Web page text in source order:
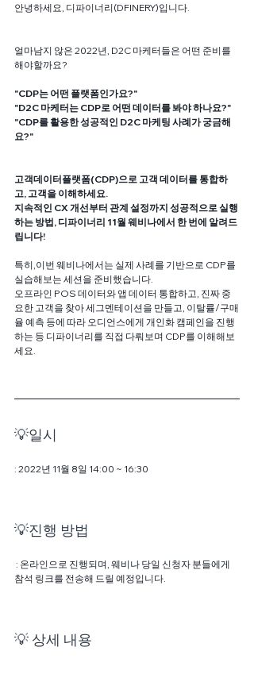
안녕하세요, 디파이너리(DFINERY)입니다.
얼마남지 않은 2022년, D2C 마케터들은 어떤 준비를
해야할까요?
"CDP는 어떤 플랫폼인가요?"
"D2C 마케터는 CDP로 어떤 데이터를 봐야 하나요?"
"CDP를 활용한 성공적인 D2C 마케팅 사례가 궁금해
요?"
고객데이터플랫폼(CDP)으로 고객 데이터를 통합하
고, 고객을 이해하세요.
지속적인 CX 개선부터 관계 설정까지 성공적으로 실행
하는 방법, 디파이너리 11월 웨비나에서 한 번에 알려드
립니다!
특히,이번 웨비나에서는 실제 사례를 기반으로 CDP를
실습해보는 세션을 준비했습니다.
오프라인 POS 데이터와 앱 데이터 통합하고, 진짜 중
요한 고객을 찾아 세그멘테이션을 만들고, 이탈률/구매
율 예측 등에 따라 오디언스에게 개인화 캠페인을 진행
하는 등 디파이너리를 직접 다뤄보며 CDP를 이해해보
세요.
💡일시
: 2022년 11월 8일 14:00 ~ 16:30
💡진행 방법
참석 링크를 전송해 드릴 예정입니다.
💡 상세 내용